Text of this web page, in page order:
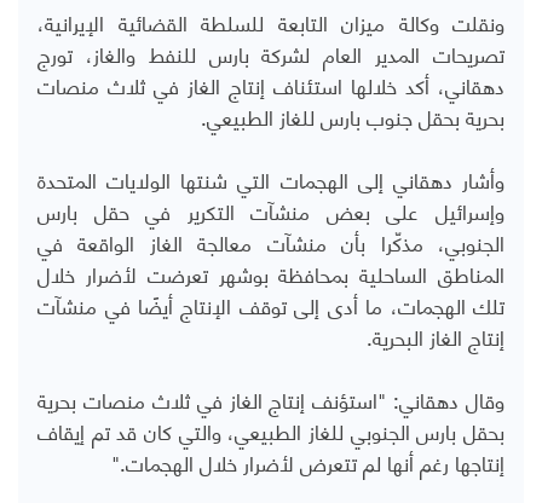
ونقلت وكالة ميزان التابعة للسلطة القضائية الإيرانية،
تصريحات المدير العام لشركة بارس للنفط والغاز، تورج
دهقاني، أكد خلالها استئناف إنتاج الغاز في ثلاث منصات
بحرية بحقل جنوب بارس للغاز الطبيعي.
وأشار دهقاني إلى الهجمات التي شنتها الولايات المتحدة
وإسرائيل على بعض منشآت التكرير في حقل بارس
الجنوبي، مذكّرا بأن منشآت معالجة الغاز الواقعة في
المناطق الساحلية بمحافظة بوشهر تعرضت لأضرار خلال
تلك الهجمات، ما أدى إلى توقف الإنتاج أيضًا في منشآت
إنتاج الغاز البحرية.
وقال دهقاني: "استؤنف إنتاج الغاز في ثلاث منصات بحرية
بحقل بارس الجنوبي للغاز الطبيعي، والتي كان قد تم إيقاف
إنتاجها رغم أنها لم تتعرض لأضرار خلال الهجمات."